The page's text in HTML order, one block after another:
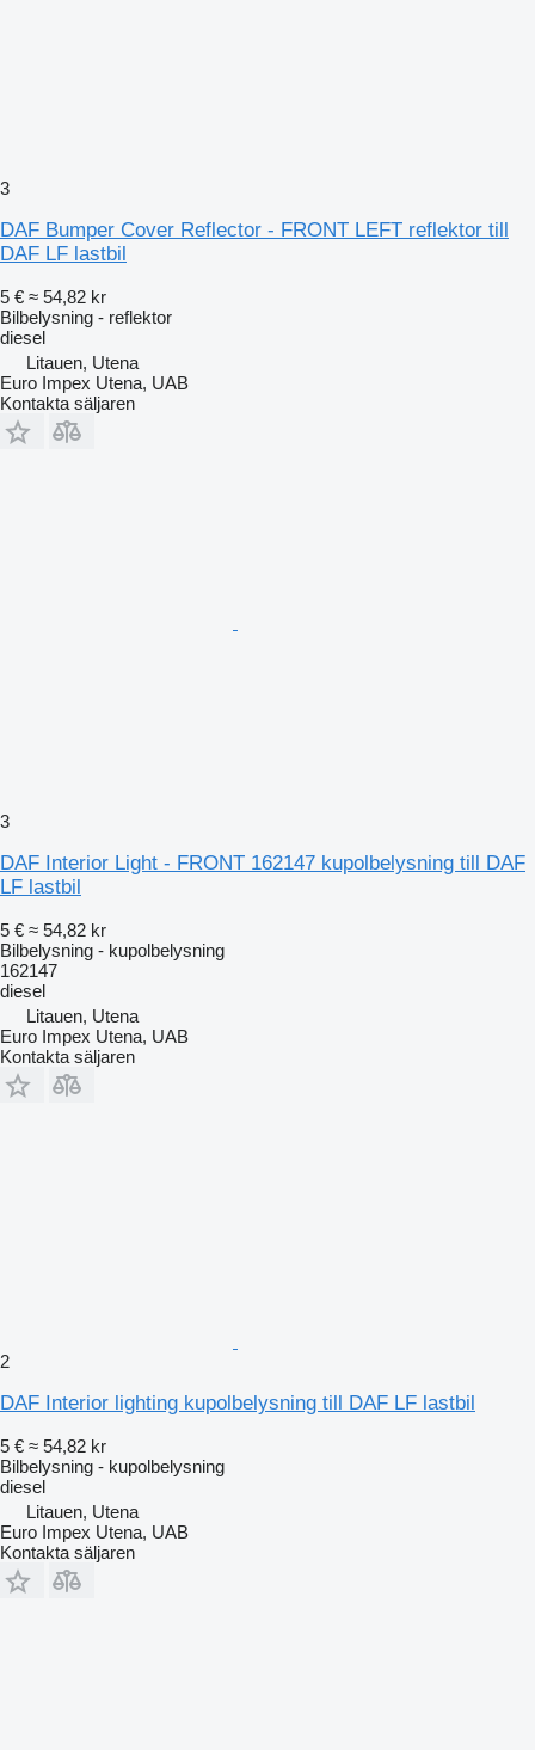
3
DAF Bumper Cover Reflector - FRONT LEFT reflektor till
DAF LF lastbil
5 € ≈ 54,82 kr
Bilbelysning - reflektor
diesel
Litauen, Utena
Euro Impex Utena, UAB
Kontakta säljaren
3
DAF Interior Light - FRONT 162147 kupolbelysning till DAF
LF lastbil
5 € ≈ 54,82 kr
Bilbelysning - kupolbelysning
162147
diesel
Litauen, Utena
Euro Impex Utena, UAB
Kontakta säljaren
2
DAF Interior lighting kupolbelysning till DAF LF lastbil
5 € ≈ 54,82 kr
Bilbelysning - kupolbelysning
diesel
Litauen, Utena
Euro Impex Utena, UAB
Kontakta säljaren